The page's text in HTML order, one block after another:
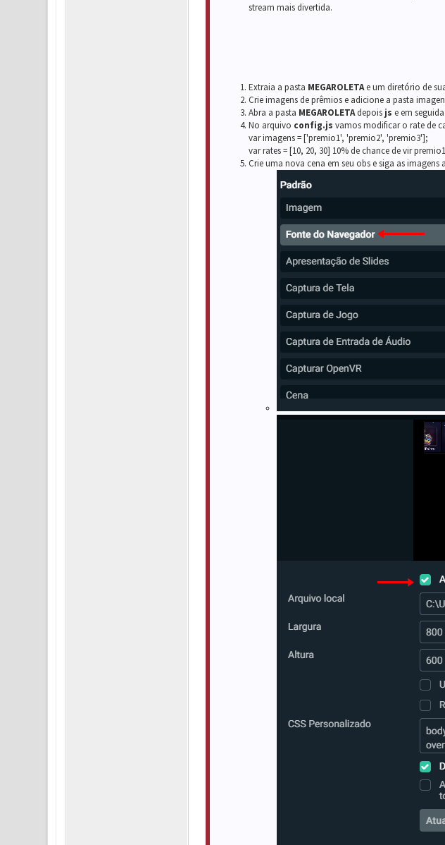
stream mais divertida.
Extraia a pasta MEGAROLETAe um diretório de
Crie imagens de prêmios e adicione a pasta
Abra a pasta MEGAROLETAdepois js e em
No arquivo config.js vamos modificar o rate de
var imagens = ['premio1', 'premio2', 'premio3'];
var rates = [10, 20, 30] 10% de chance de vir
Crie uma nova cena em seu obs e siga as imagens